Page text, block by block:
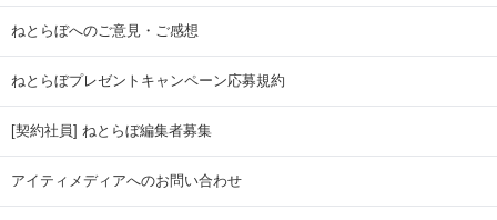
ねとらぼへのご意見・ご感想
ねとらぼプレゼントキャンペーン応募規約
[契約社員] ねとらぼ編集者募集
アイティメディアへのお問い合わせ